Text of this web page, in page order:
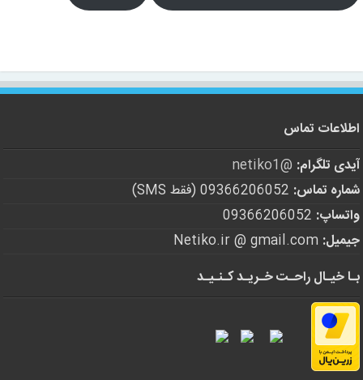
اطلاعات تماس
آیدی تلگرام: @netiko1
شماره تماس:
واتساپ:
جیمیل:
بـا خیـال راحـت خـریـد کـنـیـد